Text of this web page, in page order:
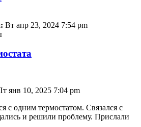
Вт апр 23, 2024 7:54 pm
янв 10, 2025 7:04 pm
с одним термостатом. Связался с
и решили проблему. Прислали